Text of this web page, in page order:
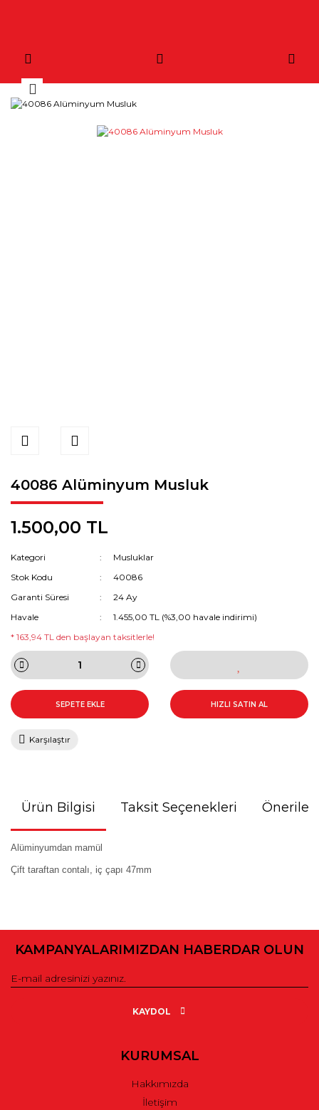
40086 Alüminyum Musluk
1.500,00 TL
Kategori
Musluklar
Stok Kodu
40086
Garanti Süresi
24 Ay
Havale
1.455,00 TL (%3,00 havale indirimi)
* 163,94 TL den başlayan taksitlerle!
SEPETE EKLE HIZLI SATIN AL
Karşılaştır
Ürün Bilgisi Taksit Seçenekleri
Alüminyumdan mamül
Çift taraftan contalı, iç çapı 47mm
konularda yetersiz gördüğünüz noktaları öneri formunu
Görüş ve önerileriniz için teşekkür ederiz.
Ürün resmi kalitesiz, bozuk veya görüntülenemiyor.
Ürün açıklamasında eksik bilgiler bulunuyor.
Ürün fiyatı diğer sitelerden daha pahalı.
KAMPANYALARIMIZDAN HABERDAR OLUN
KAYDOL
KURUMSAL
Hakkımızda
İletişim